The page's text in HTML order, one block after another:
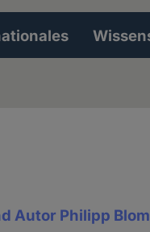
Autor Philipp